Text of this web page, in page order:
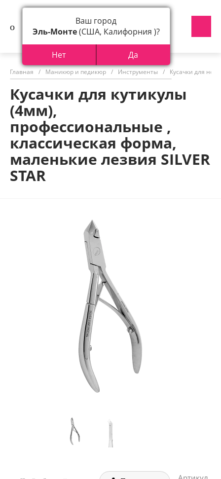
Главная / Маникюр и педикюр / Инструменты / Кусачки для
Кусачки для кутикулы
(4мм),
профессиональные ,
классическая форма,
маленькие лезвия SILVER
STAR
Ваш город
Эль-Монте(США, Калифорния )?
Нет Да